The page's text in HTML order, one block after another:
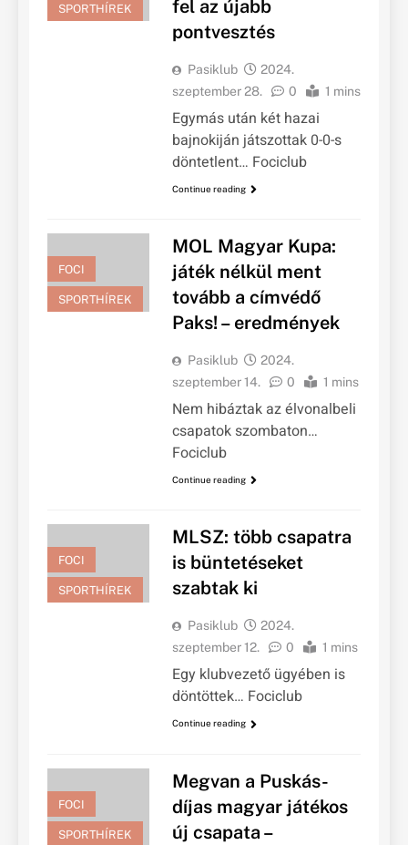
SPORTHÍREK
fel az újabb
pontvesztés
Pasiklub
2024.
szeptember 28.
0 1 mins
Egymás után két hazai
bajnokiján játszottak 0-0-s
döntetlent… Fociclub
Continue reading
FOCI
SPORTHÍREK
MOL Magyar Kupa:
játék nélkül ment
tovább a címvédő
Paks! – eredmények
Pasiklub
2024.
szeptember 14.
0 1 mins
Nem hibáztak az élvonalbeli
csapatok szombaton…
Fociclub
Continue reading
FOCI
SPORTHÍREK
MLSZ: több csapatra
is büntetéseket
szabtak ki
Pasiklub
2024.
szeptember 12.
0 1 mins
Egy klubvezető ügyében is
döntöttek… Fociclub
Continue reading
FOCI
SPORTHÍREK
Megvan a Puskás-
díjas magyar játékos
új csapata –